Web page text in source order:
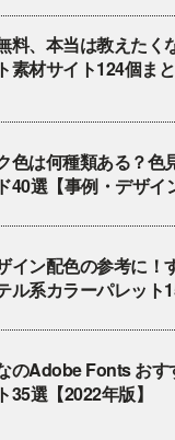
料、本当は教えたく
素材サイト124個ま
色は何種類ある？色
40選【事例・デザイ
イン配色の参考に！
ル系カラーパレット
のAdobe Fonts おす
35選【2022年版】